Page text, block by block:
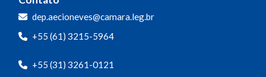
dep.aecioneves@camara.leg.br
+55 (61) 3215-5964
+55 (31) 3261-0121